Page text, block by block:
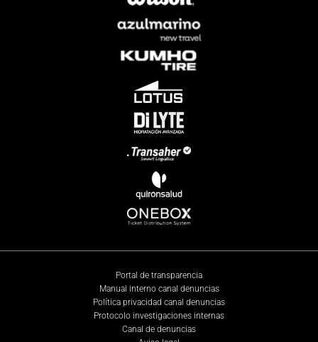
Portal de transparencia
Manual interno canal denuncias
Política privacidad canal denuncias
Protocolo investigaciones internas
Canal de denuncias